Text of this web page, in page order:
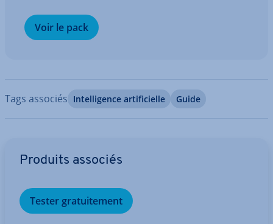
Voir le pack
Tags associés In­tel­li­gence ar­ti­fi­cielle Guide
Produits associés
Tester gra­tui­te­ment